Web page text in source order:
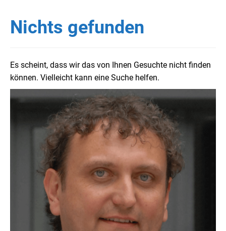
Nichts gefunden
Es scheint, dass wir das von Ihnen Gesuchte nicht finden
können. Vielleicht kann eine Suche helfen.